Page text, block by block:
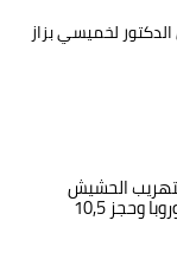
لخميسي بزاز
الحشيش
القادم من المغرب إلى أوروبا وحجز 10,5